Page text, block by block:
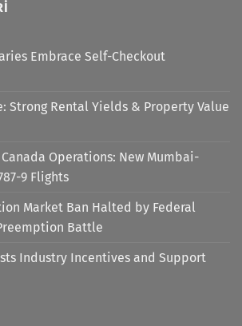
Embrace Self-Checkout
Strong Rental Yields & Property Value
Operations: New Mumbai-
9 Flights
Market Ban Halted by Federal
Battle
Industry Incentives and Support